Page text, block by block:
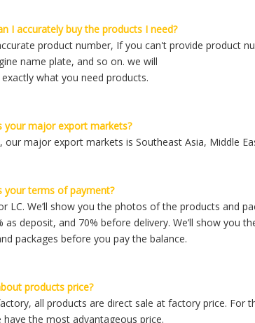
I accurately buy the products I need?
product number, If you can't provide product
name plate, and so on. we will
what you need products.
your major export markets?
our major export markets is Southeast Asia, Middle
your terms of payment?
LC. We’ll show you the photos of the products and
as deposit, and 70% before delivery. We’ll show you
packages before you pay the balance.
products price?
all products are direct sale at factory price. For
have the most advantageous price.